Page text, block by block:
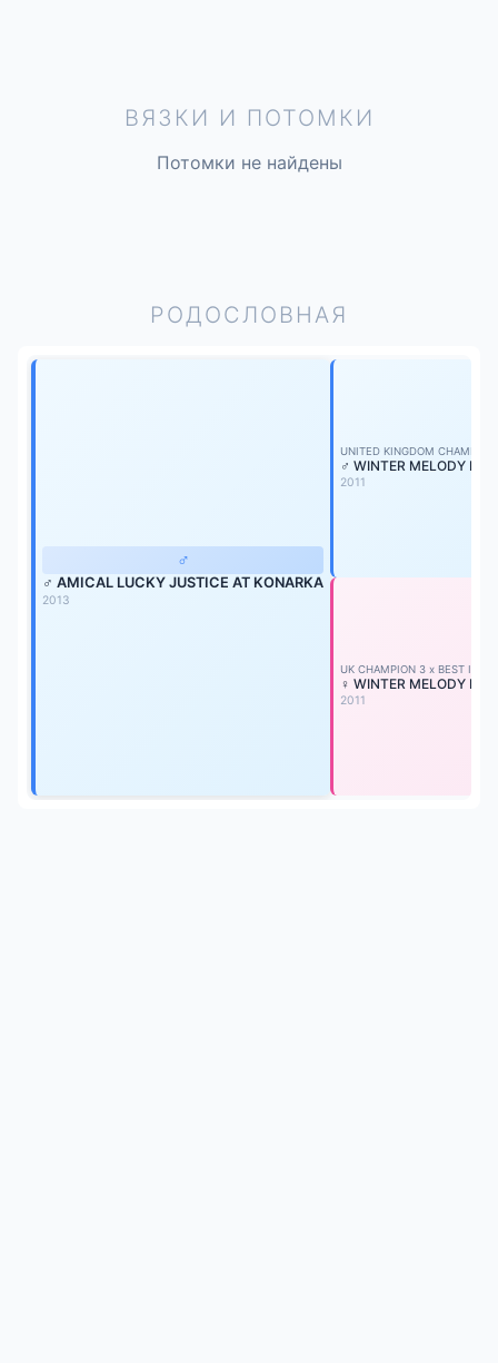
ВЯЗКИ И ПОТОМКИ
Потомки не найдены
РОДОСЛОВНАЯ
♂
♂ AMICAL LUCKY JUSTICE AT KONARKA
2013
UNITED KINGDOM
♂ WINTER MELODY
2011
UK CHAMPION 3 x BEST IN
♀ WINTER MELODY
2011